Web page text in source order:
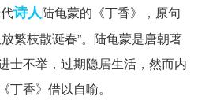
诗人陆龟蒙的《丁香》，原句
繁枝散诞春”。陆龟蒙是唐朝著
士不举，过期隐居生活，然而内
香》借以自喻。